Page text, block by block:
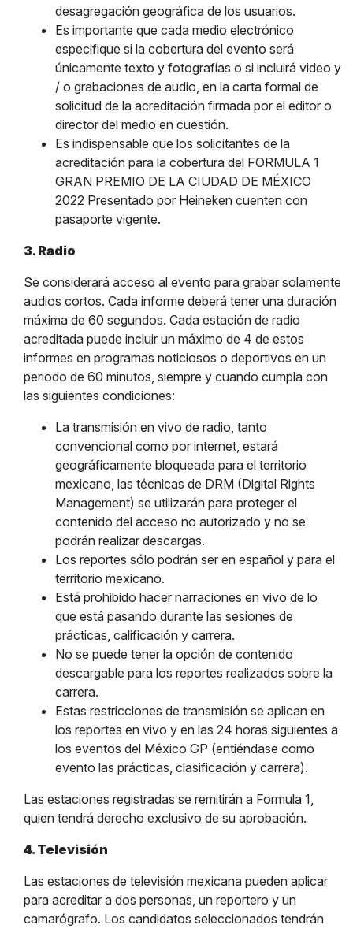
desagregación geográfica de los usuarios.
Es importante que cada medio electrónico
especifique si la cobertura del evento será
únicamente texto y fotografías o si incluirá video y
/ o grabaciones de audio, en la carta formal de
solicitud de la acreditación firmada por el editor o
director del medio en cuestión.
Es indispensable que los solicitantes de la
acreditación para la cobertura del FORMULA 1
GRAN PREMIO DE LA CIUDAD DE MÉXICO
2022 Presentado por Heineken cuenten con
pasaporte vigente.
3. Radio
Se considerará acceso al evento para grabar solamente
audios cortos. Cada informe deberá tener una duración
máxima de 60 segundos. Cada estación de radio
acreditada puede incluir un máximo de 4 de estos
informes en programas noticiosos o deportivos en un
periodo de 60 minutos, siempre y cuando cumpla con
las siguientes condiciones:
La transmisión en vivo de radio, tanto
convencional como por internet, estará
geográficamente bloqueada para el territorio
mexicano, las técnicas de DRM (Digital Rights
Management) se utilizarán para proteger el
contenido del acceso no autorizado y no se
podrán realizar descargas.
Los reportes sólo podrán ser en español y para el
territorio mexicano.
Está prohibido hacer narraciones en vivo de lo
que está pasando durante las sesiones de
prácticas, calificación y carrera.
No se puede tener la opción de contenido
descargable para los reportes realizados sobre la
carrera.
Estas restricciones de transmisión se aplican en
los reportes en vivo y en las 24 horas siguientes a
los eventos del México GP (entiéndase como
evento las prácticas, clasificación y carrera).
Las estaciones registradas se remitirán a Formula 1,
quien tendrá derecho exclusivo de su aprobación.
4. Televisión
Las estaciones de televisión mexicana pueden aplicar
para acreditar a dos personas, un reportero y un
camarógrafo. Los candidatos seleccionados tendrán